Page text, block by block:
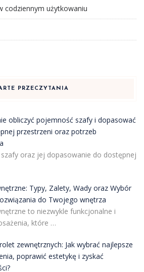
codziennym użytkowaniu
PRZECZYTANIA
obliczyć pojemność szafy i dopasować
przestrzeni oraz potrzeb
oraz jej dopasowanie do dostępnej
Typy, Zalety, Wady oraz Wybór
do Twojego wnętrza
to niezwykle funkcjonalne i
które …
zewnętrznych: Jak wybrać najlepsze
poprawić estetykę i zyskać